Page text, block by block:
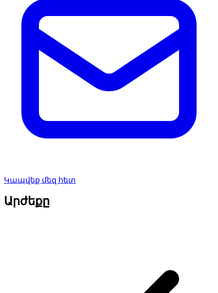
Կապվեք մեզ հետ
Արժեքը